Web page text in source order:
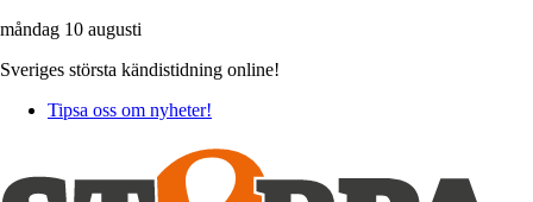
måndag 10 augusti
Sveriges största kändistidning online!
Tipsa oss om nyheter!